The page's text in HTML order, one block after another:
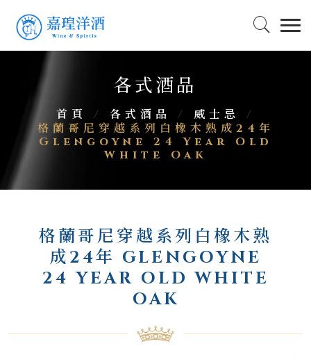
各式酒品
首頁 / 各式酒品 / 威士忌
/
格蘭哥尼穿越系列白橡木熟成24年
Glengoyne 24 Year Old
White Oak
格蘭哥尼穿越系列白橡木熟
成24年 GLENGOYNE
24 YEAR OLD WHITE
OAK